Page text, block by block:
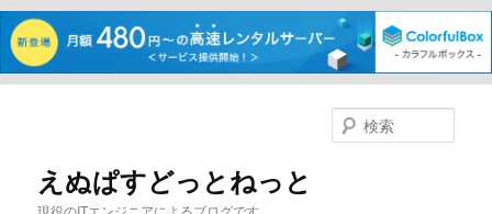
えぬぱすどっとねっと
現役のITエンジニアによるブログです。
索